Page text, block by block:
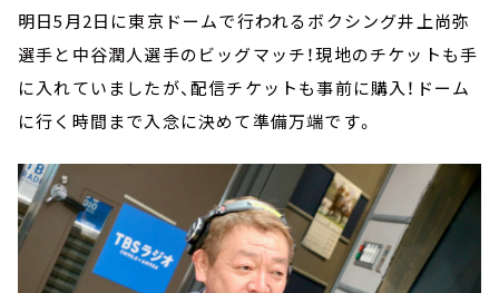
明日5月2日に東京ドームで行われるボクシング井上尚弥
選手と中谷潤人選手のビッグマッチ！現地のチケットも手
に入れていましたが、配信チケットも事前に購入！ドーム
に行く時間まで入念に決めて準備万端です。